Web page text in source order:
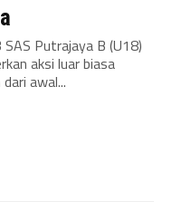
Putrajaya B (U18)
aksi luar biasa
awal...